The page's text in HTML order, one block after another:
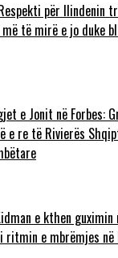
për Ilindenin
të mirë e jo duke
e Jonit në Forbes:
e re të Rivierës
e kthen
ritmin e mbrëmjes në